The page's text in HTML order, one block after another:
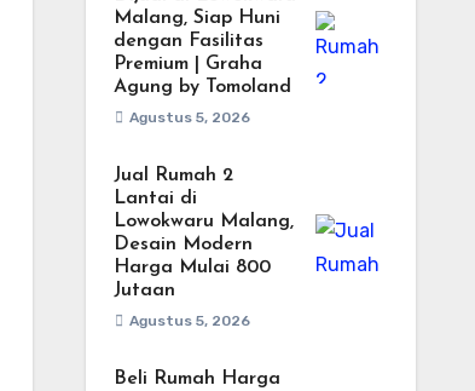
Malang, Siap Huni
dengan Fasilitas
Premium | Graha
Agung by Tomoland
Agustus 5, 2026
Jual Rumah 2
Lantai di
Lowokwaru Malang,
Desain Modern
Harga Mulai 800
Jutaan
Agustus 5, 2026
Beli Rumah Harga